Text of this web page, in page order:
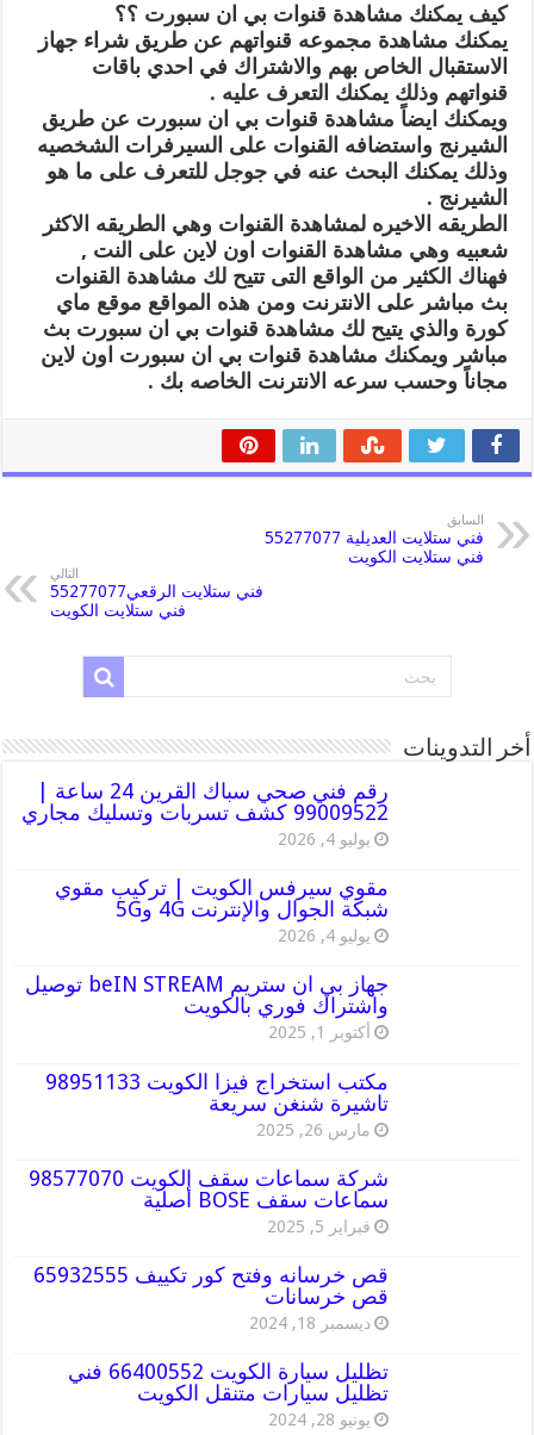
كيف يمكنك مشاهدة قنوات بي ان سبورت ؟؟
يمكنك مشاهدة مجموعه قنواتهم عن طريق شراء جهاز
الاستقبال الخاص بهم والاشتراك في احدي باقات
قنواتهم وذلك يمكنك التعرف عليه .
ويمكنك ايضاً مشاهدة قنوات بي ان سبورت عن طريق
الشيرنج واستضافه القنوات على السيرفرات الشخصيه
وذلك يمكنك البحث عنه في جوجل للتعرف على ما هو
الشيرنج .
الطريقه الاخيره لمشاهدة القنوات وهي الطريقه الاكثر
شعبيه وهي مشاهدة القنوات اون لاين على النت ,
فهناك الكثير من الواقع التى تتيح لك مشاهدة القنوات
بث مباشر على الانترنت ومن هذه المواقع موقع ماي
كورة والذي يتيح لك مشاهدة قنوات بي ان سبورت بث
مباشر ويمكنك مشاهدة قنوات بي ان سبورت اون لاين
مجاناً وحسب سرعه الانترنت الخاصه بك .
السابق
فني ستلايت العديلية 55277077
فني ستلايت الكويت
التالي
فني ستلايت الرقعي55277077
فني ستلايت الكويت
أخر التدوينات
رقم فني صحي سباك القرين 24 ساعة |
99009522 كشف تسربات وتسليك مجاري
يوليو 4, 2026
مقوي سيرفس الكويت | تركيب مقوي
شبكة الجوال والإنترنت 4G و5G
يوليو 4, 2026
جهاز بي ان ستريم beIN STREAM توصيل
واشتراك فوري بالكويت
أكتوبر 1, 2025
مكتب استخراج فيزا الكويت 98951133
تاشيرة شنغن سريعة
مارس 26, 2025
شركة سماعات سقف الكويت 98577070
سماعات سقف BOSE أصلية
فبراير 5, 2025
قص خرسانه وفتح كور تكييف 65932555
قص خرسانات
ديسمبر 18, 2024
تظليل سيارة الكويت 66400552 فني
تظليل سيارات متنقل الكويت
يونيو 28, 2024